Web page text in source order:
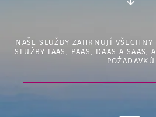
NAŠE SLUŽBY ZAHRNUJÍ VŠECHNY
SLUŽBY IAAS, PAAS, DAAS A SAAS,
POŽADAVKŮ